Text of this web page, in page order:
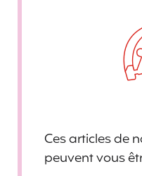
Ces articles de
peuvent vous